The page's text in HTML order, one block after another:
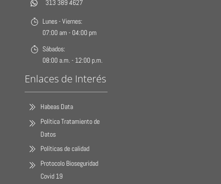
313 389 4627
Lunes - Viernes:
07:00 am - 04:00 pm
Sábados:
08:00 a.m. - 12:00 p.m.
Enlaces de Interés
Habeas Data
Política Tratamiento de
Datos
Políticas de calidad
Protocolo Bioseguridad
Covid 19